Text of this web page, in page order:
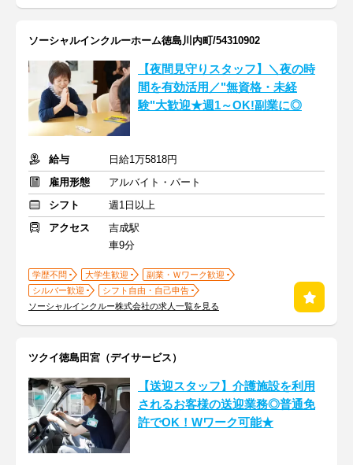
ソーシャルインクルーホーム徳島川内町/54310902
【夜間見守りスタッフ】＼夜の時
間を有効活用／"無資格・未経
験"大歓迎★週1～OK!副業に◎
給与
日給1万5818円
雇用形態
アルバイト・パート
シフト
週1日以上
アクセス
吉成駅
車9分
学歴不問 大学生歓迎
副業・Ｗワーク歓迎
シルバー歓迎
シフト自由・自己申告
ソーシャルインクルー株式会社の求人一覧を見る
ツクイ徳島田宮（デイサービス）
【送迎スタッフ】介護施設を利用
されるお客様の送迎業務◎普通免
許でOK！Wワーク可能★